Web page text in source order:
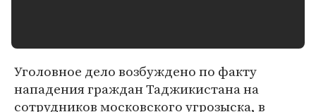
Уголовное дело возбуждено по факту
нападения граждан Таджикистана на
сотрудников московского угрозыска, в